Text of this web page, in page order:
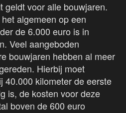
geldt voor alle bouwjaren.
algemeen op een
de 6.000 euro is in
Veel aangeboden
bouwjaren hebben al meer
Hierbij moet
40.000 kilometer de eerste
is, de kosten voor deze
boven de 600 euro